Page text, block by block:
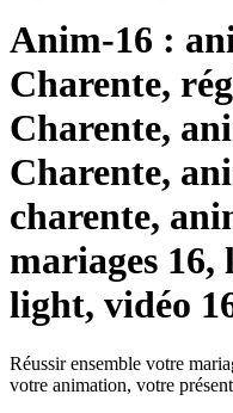
Anim-16 :
Charente,
Charente,
Charente,
charente,
mariages 16,
light, vidéo
Réussir ensemble votre
votre animation, votre